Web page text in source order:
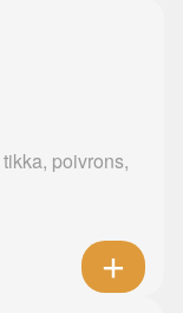
poivrons,